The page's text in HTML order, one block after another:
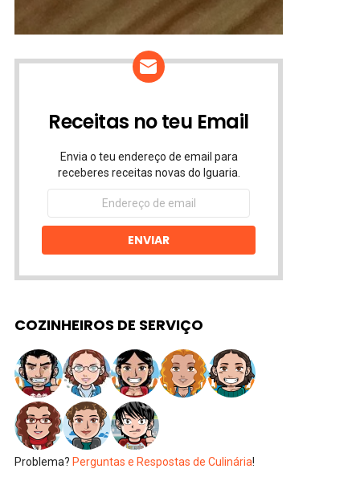
Receitas no teu Email
Envia o teu endereço de email para
receberes receitas novas do Iguaria.
Endereço
email
ENVIAR
COZINHEIROS DE SERVIÇO
Problema? Perguntas e Respostas de Culinária!